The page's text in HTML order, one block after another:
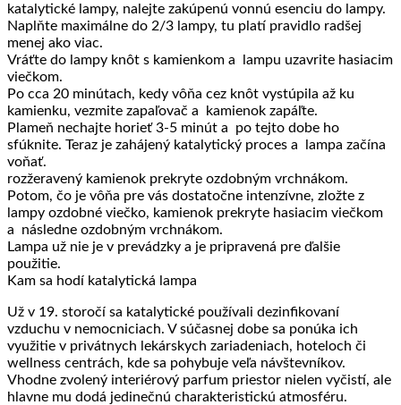
katalytické lampy, nalejte zakúpenú vonnú esenciu do lampy.
Naplňte maximálne do 2/3 lampy, tu platí pravidlo radšej
menej ako viac.
Vráťte do lampy knôt s kamienkom a lampu uzavrite hasiacim
viečkom.
Po cca 20 minútach, kedy vôňa cez knôt vystúpila až ku
kamienku, vezmite zapaľovač a kamienok zapáľte.
Plameň nechajte horieť 3-5 minút a po tejto dobe ho
sfúknite. Teraz je zahájený katalytický proces a lampa začína
voňať.
rozžeravený kamienok prekryte ozdobným vrchnákom.
Potom, čo je vôňa pre vás dostatočne intenzívne, zložte z
lampy ozdobné viečko, kamienok prekryte hasiacim viečkom
a následne ozdobným vrchnákom.
Lampa už nie je v prevádzky a je pripravená pre ďalšie
použitie.
Kam sa hodí katalytická lampa
Už v 19. storočí sa katalytické používali dezinfikovaní
vzduchu v nemocniciach. V súčasnej dobe sa ponúka ich
využitie v privátnych lekárskych zariadeniach, hoteloch či
wellness centrách, kde sa pohybuje veľa návštevníkov.
Vhodne zvolený interiérový parfum priestor nielen vyčistí, ale
hlavne mu dodá jedinečnú charakteristickú atmosféru.